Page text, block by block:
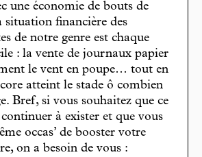
une économie de bouts de
situation financière des
de notre genre est chaque
: la vente de journaux papier
le vent en poupe… tout en
atteint le stade ô combien
Bref, si vous souhaitez que ce
à exister et que vous
occas’ de booster votre
on a besoin de vous :